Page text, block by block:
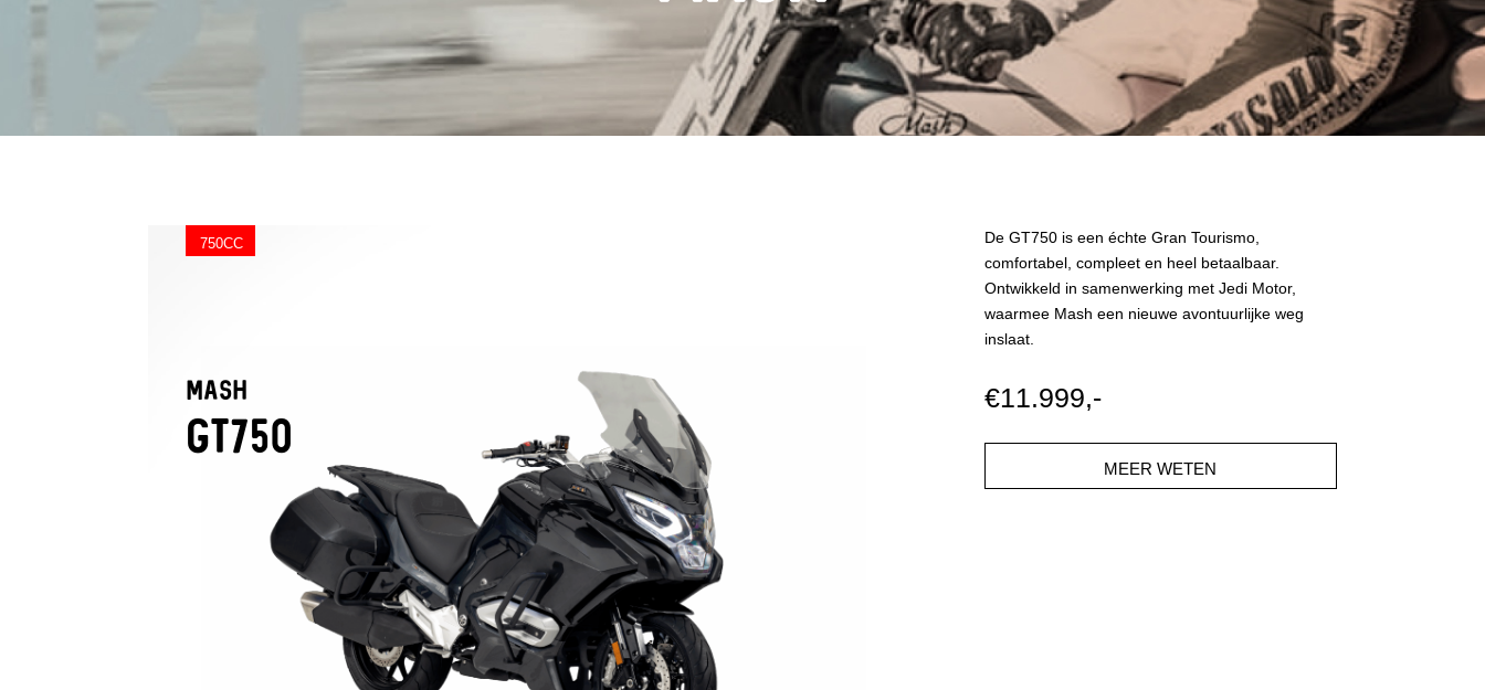
750CC
MASH
GT750
De GT750 is een échte Gran Tourismo,
comfortabel, compleet en heel betaalbaar.
Ontwikkeld in samenwerking met Jedi Motor,
waarmee Mash een nieuwe avontuurlijke weg
inslaat.
€11.999,-
MEER WETEN